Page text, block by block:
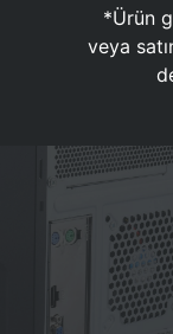
*Ürün
veya